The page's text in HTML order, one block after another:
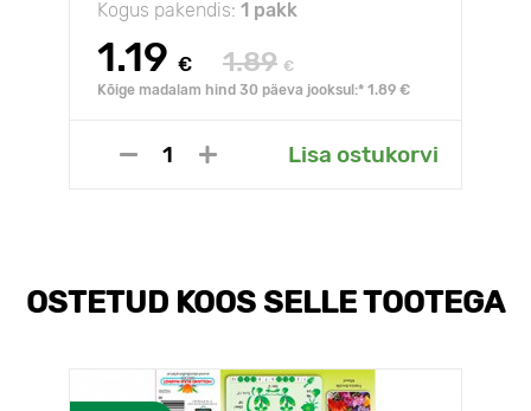
Kogus pakendis: 1 pakk
1.19 € 1.89 €
Kõige madalam hind 30 päeva jooksul:* 1.89 €
Lisa ostukorvi
OSTETUD KOOS SELLE TOOTEGA